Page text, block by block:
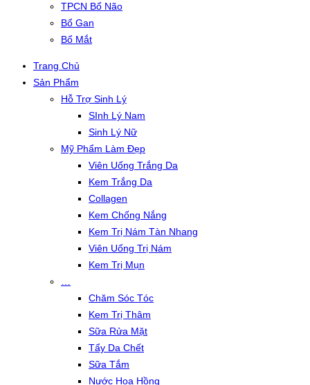
TPCN Bổ Não
Bổ Gan
Bổ Mắt
Trang Chủ
Sản Phẩm
Hỗ Trợ Sinh Lý
SInh Lý Nam
Sinh Lý Nữ
Mỹ Phẩm Làm Đẹp
Viên Uống Trắng Da
Kem Trắng Da
Collagen
Kem Chống Nắng
Kem Trị Nám Tàn Nhang
Viên Uống Trị Nám
Kem Trị Mụn
Chăm Sóc Tóc
Kem Trị Thâm
Sữa Rửa Mặt
Tẩy Da Chết
Sữa Tắm
Nước Hoa Hồng